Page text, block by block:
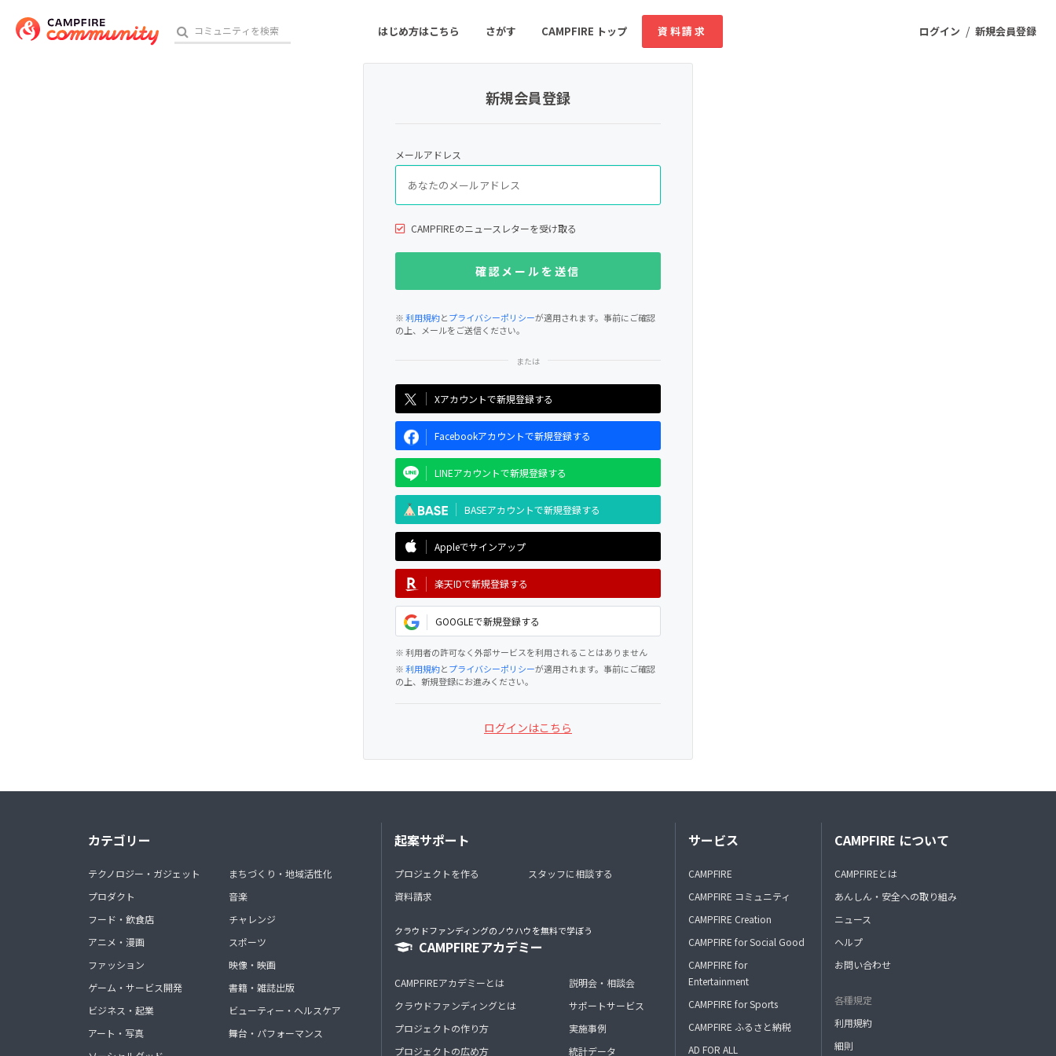
ログイン / 新規会員登録
はじめ方はこちら さがす CAMPFIRE トップ 資料請求
ゲーム・サービス開発
書籍・雑誌出版 アニメ・漫画
ソーシャルグッド ビューティー・ヘルスケア
新規会員登録
メールアドレス
CAMPFIREのニュースレターを受け取る
※利用規約とプライバシーポリシーが適用されます。事前にご確認
の上、メールをご送信ください。
Xアカウントで新規登録する
Facebookアカウントで新規登録する
LINEアカウントで新規登録する
BASEアカウントで新規登録する
Appleでサインアップ
楽天IDで新規登録する
GOOGLEで新規登録する
※ 利用者の許可なく外部サービスを利用されることはありません
※利用規約とプライバシーポリシーが適用されます。事前にご確認
の上、新規登録にお進みください。
ログインはこちら
カテゴリー
テクノロジー・ガジェット
プロダクト
フード・飲食店
アニメ・漫画
ファッション
ゲーム・サービス開発
ビジネス・起業
アート・写真
まちづくり・地域活性化
音楽
チャレンジ
スポーツ
映像・映画
書籍・雑誌出版
ビューティー・ヘルスケア
舞台・パフォーマンス
起案サポート
プロジェクトを作る
資料請求
スタッフに相談する
クラウドファンディングのノウハウを無料で学ぼう
CAMPFIREアカデミー
CAMPFIREアカデミーとは
クラウドファンディングとは
プロジェクトの作り方
プロジェクトの広め方
説明会・相談会
サポートサービス
実施事例
統計データ
サービス
CAMPFIRE
CAMPFIRE コミュニティ
CAMPFIRE Creation
CAMPFIRE for Social Good
CAMPFIRE for
Entertainment
CAMPFIRE for Sports
CAMPFIRE ふるさと納税
AD FOR ALL
CAMPFIRE について
CAMPFIREとは
あんしん・安全への取り組み
ニュース
ヘルプ
お問い合わせ
各種規定
利用規約
細則